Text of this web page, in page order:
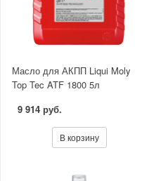
Масло для АКПП Liqui Moly
Top Tec ATF 1800 5л
9 914 руб.
В корзину